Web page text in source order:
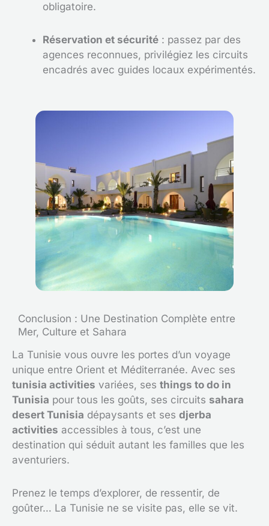
obligatoire.
Réservation et sécurité : passez par des
agences reconnues, privilégiez les circuits
encadrés avec guides locaux expérimentés.
Conclusion : Une Destination Complète entre
Mer, Culture et Sahara
La Tunisie vous ouvre les portes d’un voyage
unique entre Orient et Méditerranée. Avec ses
tunisia activities variées, ses things to do in
Tunisia pour tous les goûts, ses circuits sahara
desert Tunisia dépaysants et ses djerba
activities accessibles à tous, c’est une
destination qui séduit autant les familles que les
aventuriers.
Prenez le temps d’explorer, de ressentir, de
goûter… La Tunisie ne se visite pas, elle se vit.